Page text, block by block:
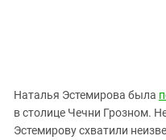
Наталья Эстемирова была
в столице Чечни Грозном.
Эстемирову схватили